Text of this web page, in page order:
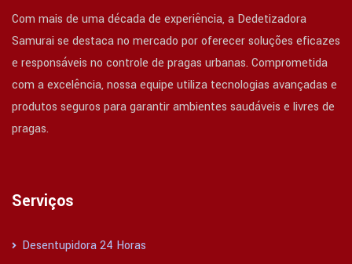
Com mais de uma década de experiência, a Dedetizadora
Samurai se destaca no mercado por oferecer soluções eficazes
e responsáveis no controle de pragas urbanas. Comprometida
com a excelência, nossa equipe utiliza tecnologias avançadas e
produtos seguros para garantir ambientes saudáveis e livres de
pragas.
Serviços
Desentupidora 24 Horas